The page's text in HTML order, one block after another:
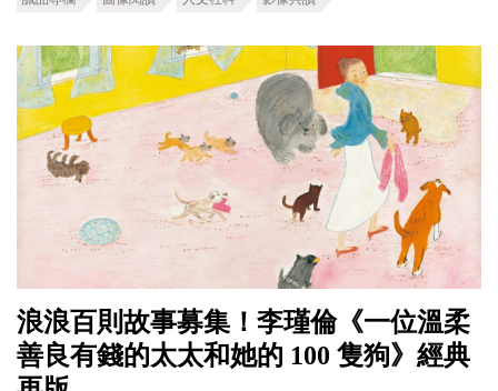
浪浪百則故事募集！李瑾倫《一位溫柔
善良有錢的太太和她的 100 隻狗》經典